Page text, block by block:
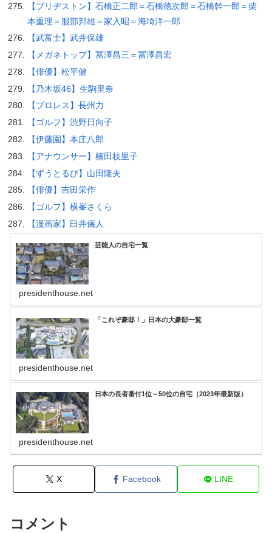
【ブリヂストン】石橋正二郎＝石橋徳次郎＝石橋幹一郎＝柴
本重理＝服部邦雄＝家入昭＝海埼洋一郎
【武富士】武井保雄
【メガネトップ】冨澤昌三＝冨澤昌宏
【俳優】松平健
【乃木坂46】生駒里奈
【プロレス】長州力
【ゴルフ】渋野日向子
【伊藤園】本庄八郎
【アナウンサー】楠田枝里子
【ずうとるび】山田隆夫
【俳優】吉田栄作
【ゴルフ】横峯さくら
【漫画家】臼井儀人
芸能人の自宅一覧
presidenthouse.net
「これぞ豪邸！」日本の大豪邸一覧
presidenthouse.net
日本の長者番付1位～50位の自宅（2023年最新版）
presidenthouse.net
X Facebook LINE
コメント